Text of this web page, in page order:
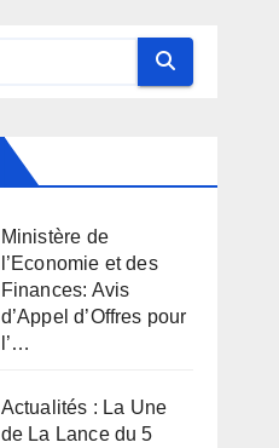
Ministère de
l’Economie et des
Finances: Avis
d’Appel d’Offres pour
l’…
Actualités : La Une
de La Lance du 5